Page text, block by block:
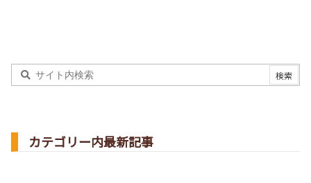
カテゴリー内最新記事